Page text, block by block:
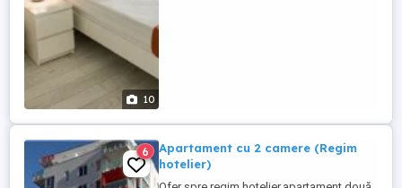
10
6
Apartament cu 2 camere (Regim
hotelier)